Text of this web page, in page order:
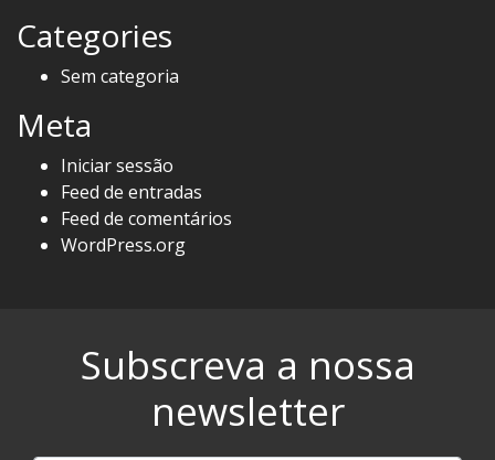
Categories
Sem categoria
Meta
Iniciar sessão
Feed de entradas
Feed de comentários
WordPress.org
Subscreva a nossa
newsletter